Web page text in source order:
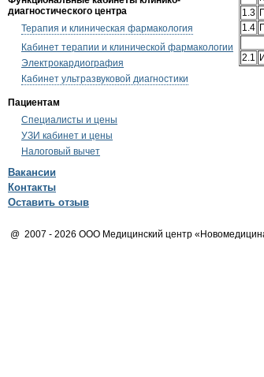
диагностического центра
Терапия и клиническая фармакология
Кабинет терапии и клинической фармакологии
Электрокардиография
Кабинет ультразвуковой диагностики
Пациентам
Специалисты и цены
УЗИ кабинет и цены
Налоговый вычет
Вакансии
Контакты
Оставить отзыв
1.3
1.4
2.1
@ 2007 - 2026 ООО Медицинский центр